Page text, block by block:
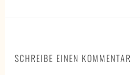
SCHREIBE EINEN KOMMENTAR